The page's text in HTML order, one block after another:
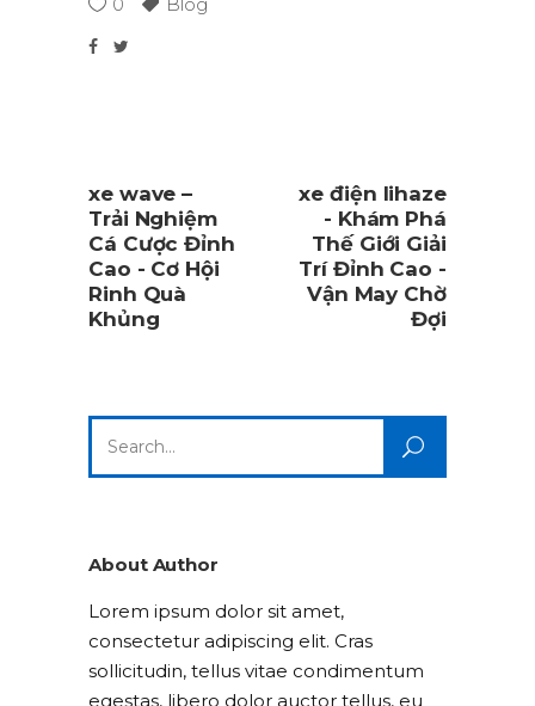
0 Blog
xe wave –
Trải Nghiệm
Cá Cược Đỉnh
Cao - Cơ Hội
Rinh Quà
Khủng
xe điện lihaze
- Khám Phá
Thế Giới Giải
Trí Đỉnh Cao -
Vận May Chờ
Đợi
for:
About Author
Lorem ipsum dolor sit amet,
consectetur adipiscing elit. Cras
sollicitudin, tellus vitae condimentum
egestas, libero dolor auctor tellus, eu